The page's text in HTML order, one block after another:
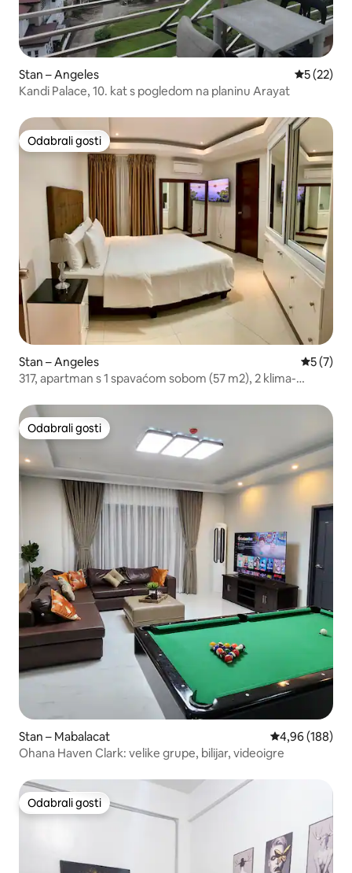
Stan – Angeles Prosječna
5 (22)
Kandi Palace, 10. kat s pogledom na planinu Arayat
Odabrali gosti
Odabrali gosti
Stan – Angeles
5 (7)
317, apartman s 1 spavaćom sobom (57 m2), 2 klima-
Odabrali gosti
Odabrali gosti
Stan – Mabalacat Prosječna
4,96 (188)
Ohana Haven Clark: velike grupe, bilijar, videoigre
Odabrali gosti
Odabrali gosti